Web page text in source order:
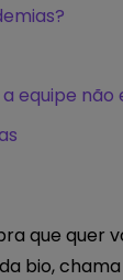
equipe não
que quer
bio,